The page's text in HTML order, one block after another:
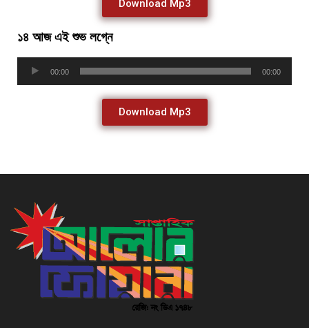
Download Mp3
১৪ আজ এই শুভ লগ্নে
00:00 00:00
Download Mp3